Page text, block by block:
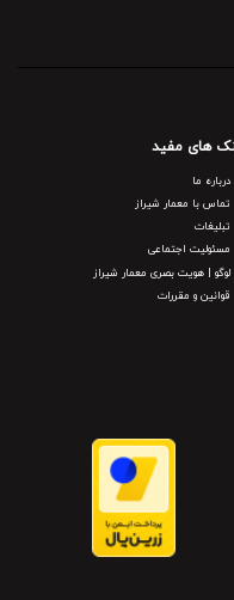
های مفید
درباره ما
تماس با معمار شیراز
تبلیغات
مسئولیت اجتماعی
لوگو | هویت بصری معمار شیراز
قوانین و مقررات